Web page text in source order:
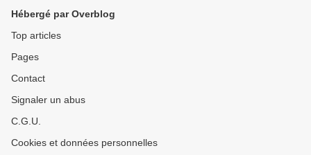
Hébergé par Overblog
Top articles
Pages
Contact
Signaler un abus
C.G.U.
Cookies et données personnelles